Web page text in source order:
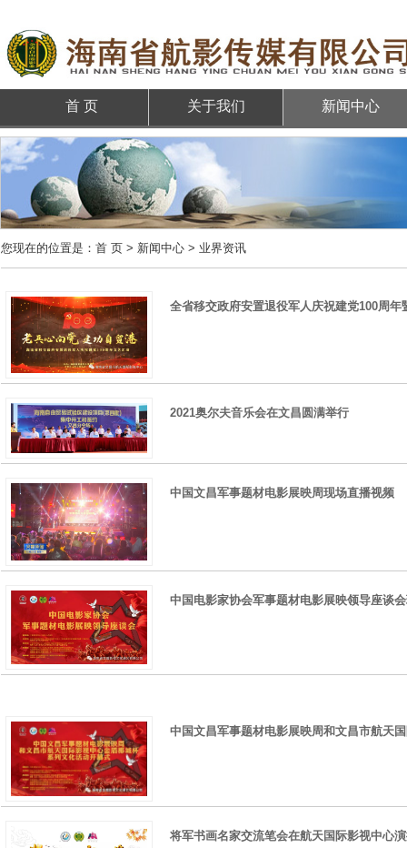
首 页 关于我们 新闻中心
您现在的位置是： 首 页 > 新闻中心 > 业界资讯
全省移交政府安置退役军人庆祝建党100周
2021奥尔夫音乐会在文昌圆满举行
中国文昌军事题材电影展映周现场直播视频
中国电影家协会军事题材电影展映领导座谈
中国文昌军事题材电影展映周和文昌市航天
将军书画名家交流笔会在航天国际影视中心